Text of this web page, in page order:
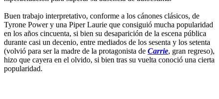
Buen trabajo interpretativo, conforme a los cánones clásicos, de
Tyrone Power y una Piper Laurie que consiguió mucha popularidad
en los años cincuenta, si bien su desaparición de la escena pública
durante casi un decenio, entre mediados de los sesenta y los setenta
(volvió para ser la madre de la protagonista de Carrie, gran regreso),
hizo que cayera en el olvido, si bien tras su vuelta conoció una cierta
popularidad.